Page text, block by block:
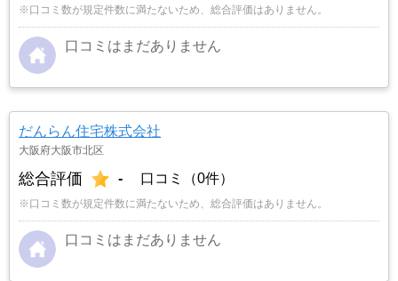
※口コミ数が規定件数に満たないため、総合評価はありません。
口コミはまだありません
だんらん住宅株式会社
大阪府大阪市北区
総合評価 - 口コミ（0件）
※口コミ数が規定件数に満たないため、総合評価はありません。
口コミはまだありません